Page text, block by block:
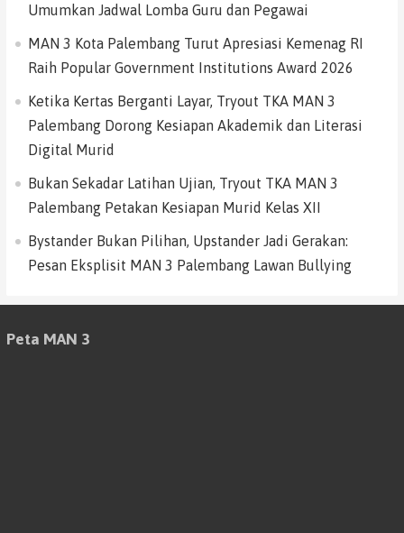
Umumkan Jadwal Lomba Guru dan Pegawai
MAN 3 Kota Palembang Turut Apresiasi Kemenag RI
Raih Popular Government Institutions Award 2026
Ketika Kertas Berganti Layar, Tryout TKA MAN 3
Palembang Dorong Kesiapan Akademik dan Literasi
Digital Murid
Bukan Sekadar Latihan Ujian, Tryout TKA MAN 3
Palembang Petakan Kesiapan Murid Kelas XII
Bystander Bukan Pilihan, Upstander Jadi Gerakan:
Pesan Eksplisit MAN 3 Palembang Lawan Bullying
Peta MAN 3